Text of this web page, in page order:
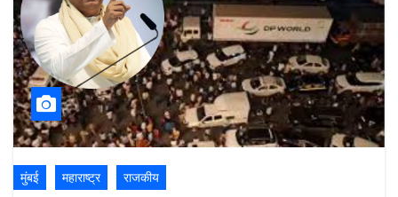
मुंबई महाराष्ट्र राजकीय